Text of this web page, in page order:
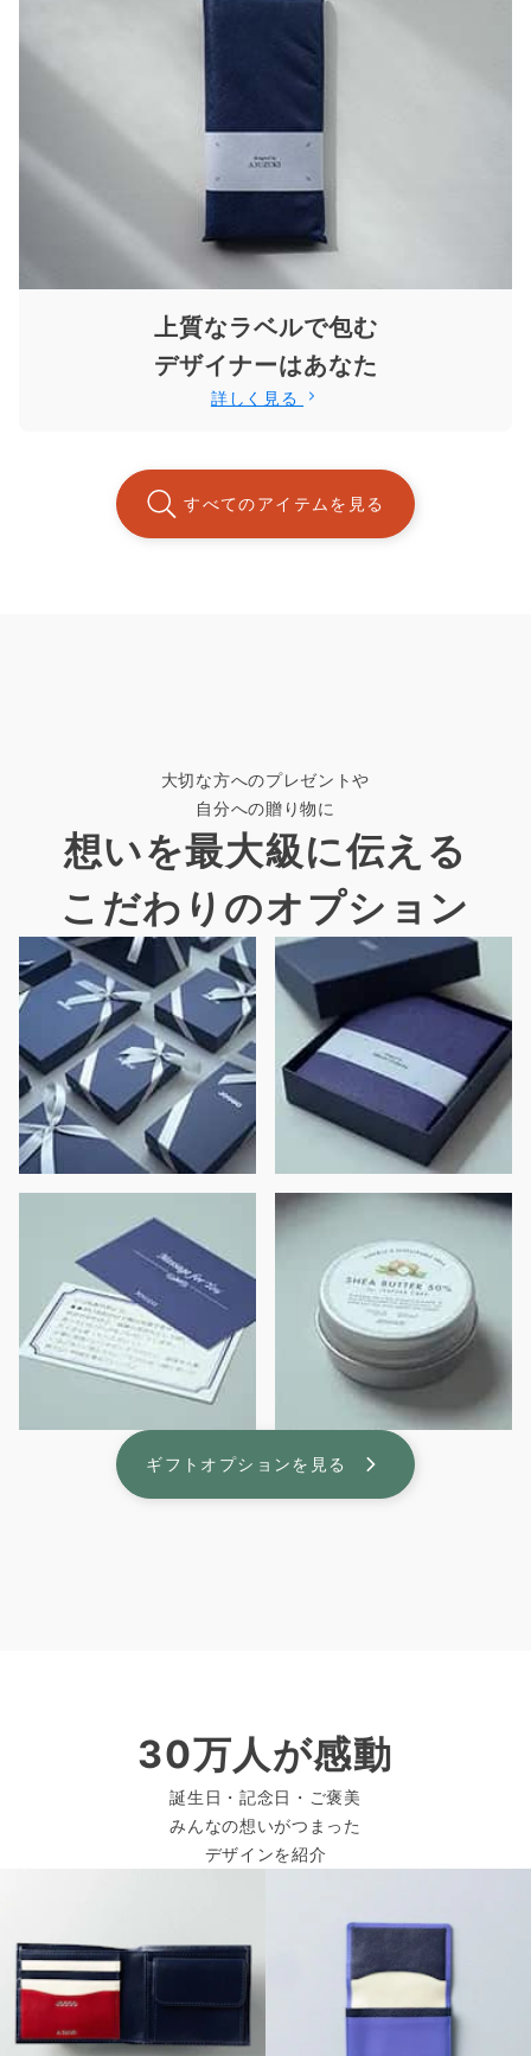
上質なラベルで包む
デザイナーはあなた
詳しく見る
すべてのアイテムを見る
大切な方へのプレゼントや
自分への贈り物に
想いを最大級に伝える
こだわりのオプション
ギフトオプションを見る
30万人が感動
誕生日・記念日・ご褒美
みんなの想いがつまった
デザインを紹介